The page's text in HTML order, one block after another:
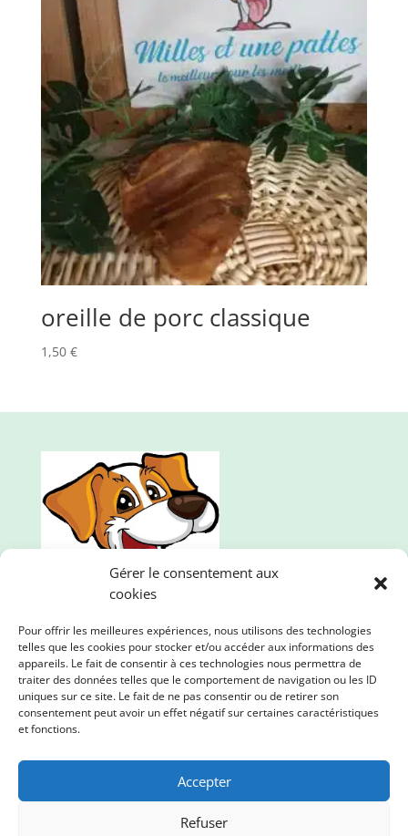
Gérer le consentement aux
cookies
Pour offrir les meilleures expériences, nous utilisons des technologies
telles que les cookies pour stocker et/ou accéder aux informations des
appareils. Le fait de consentir à ces technologies nous permettra de
traiter des données telles que le comportement de navigation ou les ID
uniques sur ce site. Le fait de ne pas consentir ou de retirer son
consentement peut avoir un effet négatif sur certaines caractéristiques
et fonctions.
Accepter
Refuser
oreille de porc classique
1,50 €
Mille et une pattes, l'animalerie en ligne qui propose
des produits de qualité. Nous prenons soin de vos
loulous et de la planète !